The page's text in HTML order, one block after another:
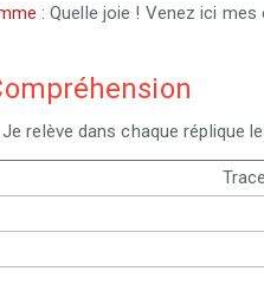
: Quelle joie ! Venez ici
Je relève dans chaque réplique